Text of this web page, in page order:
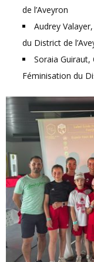
de l’Aveyron
Audrey
du District de
Soraia Guiraut,
Féminisation du